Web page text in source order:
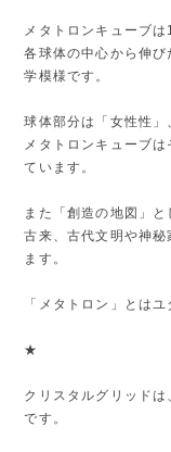
メタトロンキューブ
各球体の中心から伸
学模様です。
球体部分は「女性性」
メタトロンキューブ
ています。
また「創造の地図」と
古来、古代文明や神秘
ます。
「メタトロン」とは
★
クリスタルグリッド
です。